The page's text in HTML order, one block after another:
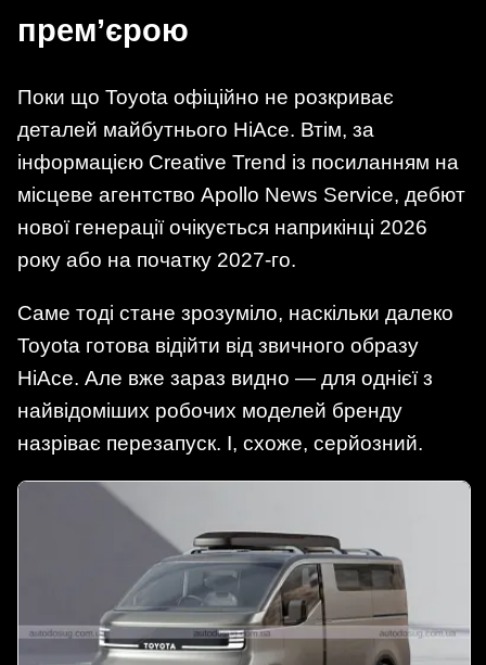
прем’єрою
Поки що Toyota офіційно не розкриває
деталей майбутнього HiAce. Втім, за
інформацією Creative Trend із посиланням на
місцеве агентство Apollo News Service, дебют
нової генерації очікується наприкінці 2026
року або на початку 2027-го.
Саме тоді стане зрозуміло, наскільки далеко
Toyota готова відійти від звичного образу
HiAce. Але вже зараз видно — для однієї з
найвідоміших робочих моделей бренду
назріває перезапуск. І, схоже, серйозний.